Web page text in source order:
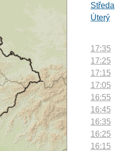
Středa
Úterý
17:35
17:25
17:15
17:05
16:55
16:45
16:35
16:25
16:15